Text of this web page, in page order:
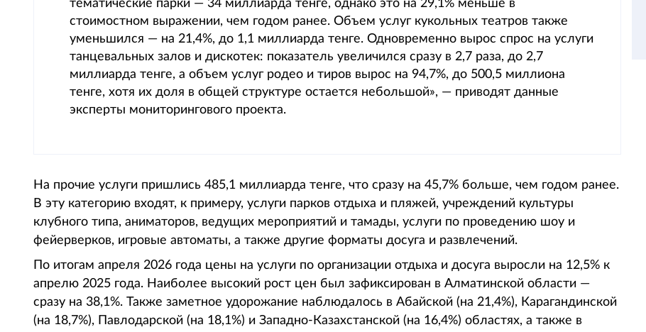
тематические парки — 34 миллиарда тенге, однако это на 29,1% меньше в
стоимостном выражении, чем годом ранее. Объем услуг кукольных театров также
уменьшился — на 21,4%, до 1,1 миллиарда тенге. Одновременно вырос спрос на услуги
танцевальных залов и дискотек: показатель увеличился сразу в 2,7 раза, до 2,7
миллиарда тенге, а объем услуг родео и тиров вырос на 94,7%, до 500,5 миллиона
тенге, хотя их доля в общей структуре остается небольшой», — приводят данные
эксперты мониторингового проекта.
На прочие услуги пришлись 485,1 миллиарда тенге, что сразу на 45,7% больше, чем годом ранее.
В эту категорию входят, к примеру, услуги парков отдыха и пляжей, учреждений культуры
клубного типа, аниматоров, ведущих мероприятий и тамады, услуги по проведению шоу и
фейерверков, игровые автоматы, а также другие форматы досуга и развлечений.
По итогам апреля 2026 года цены на услуги по организации отдыха и досуга выросли на 12,5% к
апрелю 2025 года. Наиболее высокий рост цен был зафиксирован в Алматинской области —
сразу на 38,1%. Также заметное удорожание наблюдалось в Абайской (на 21,4%), Карагандинской
(на 18,7%), Павлодарской (на 18,1%) и Западно-Казахстанской (на 16,4%) областях, а также в